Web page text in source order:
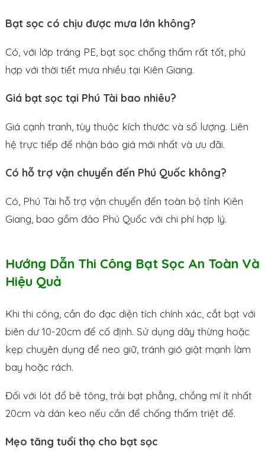
Bạt sọc có chịu được mưa lớn không?
Có, với lớp tráng PE, bạt sọc chống thấm rất tốt, phù
hợp với thời tiết mưa nhiều tại Kiên Giang.
Giá bạt sọc tại Phú Tài bao nhiêu?
Giá cạnh tranh, tùy thuộc kích thước và số lượng. Liên
hệ trực tiếp để nhận báo giá mới nhất và ưu đãi.
Có hỗ trợ vận chuyển đến Phú Quốc không?
Có, Phú Tài hỗ trợ vận chuyển đến toàn bộ tỉnh Kiên
Giang, bao gồm đảo Phú Quốc với chi phí hợp lý.
Hướng Dẫn Thi Công Bạt Sọc An Toàn Và
Hiệu Quả
Khi thi công, cần đo đạc diện tích chính xác, cắt bạt với
biên dư 10-20cm để cố định. Sử dụng dây thừng hoặc
kẹp chuyên dụng để neo giữ, tránh gió giật mạnh làm
bay hoặc rách.
Đối với lót đổ bê tông, trải bạt phẳng, chồng mí ít nhất
20cm và dán keo nếu cần để chống thấm triệt để.
Mẹo tăng tuổi thọ cho bạt sọc